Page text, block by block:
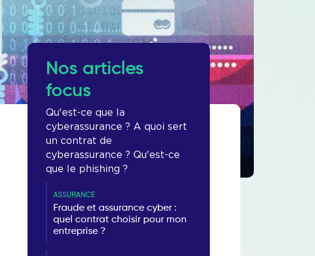
Nos articles
focus
Qu'est-ce que la
cyberassurance ? A quoi sert
un contrat de
cyberassurance ? Qu'est-ce
que le phishing ?
ASSURANCE
Fraude et assurance cyber :
quel contrat choisir pour mon
entreprise ?